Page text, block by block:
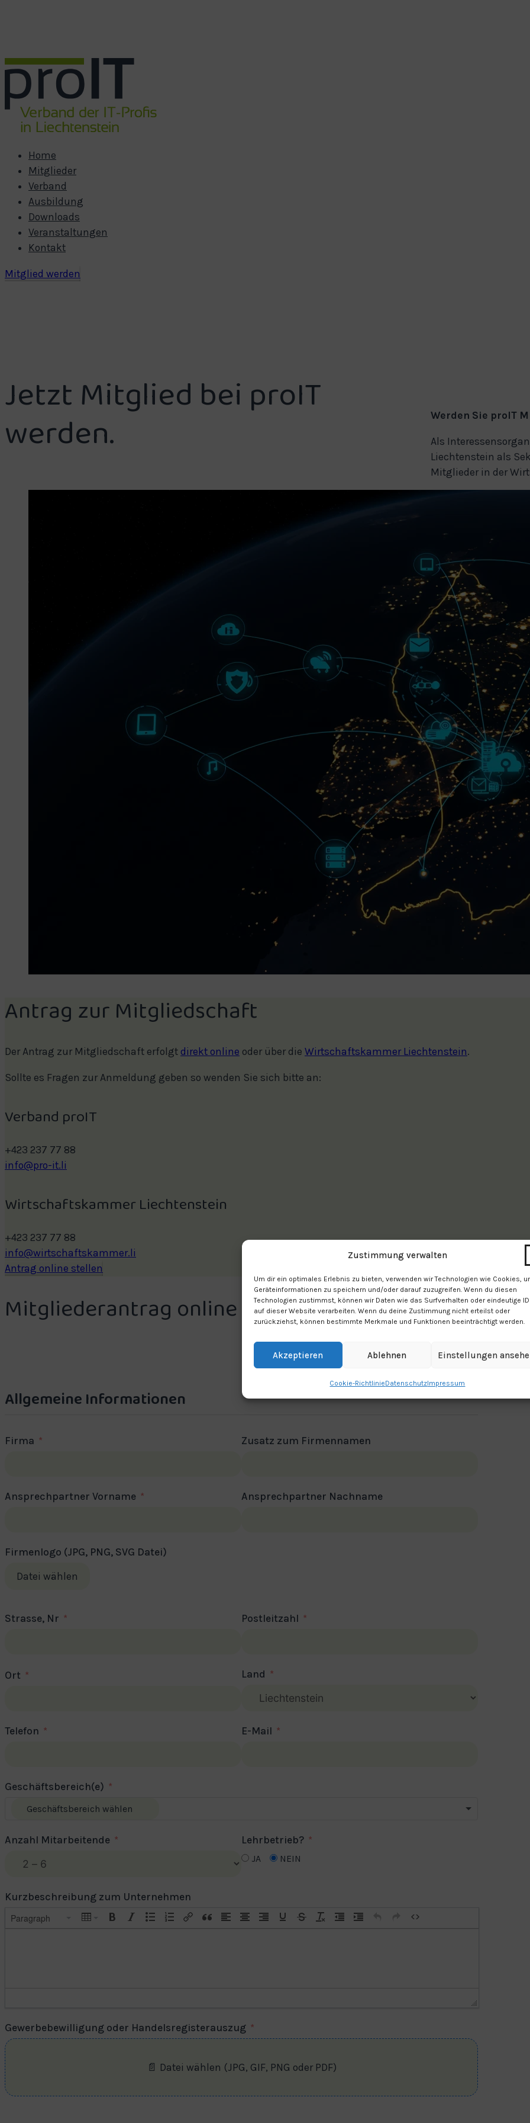
Zustimmung verwalten
Um dir ein optimales Erlebnis zu bieten, verwenden wir Technologien wie Cookies,
Geräteinformationen zu speichern und/oder darauf zuzugreifen. Wenn du diesen
Technologien zustimmst, können wir Daten wie das Surfverhalten oder eindeutige
auf dieser Website verarbeiten. Wenn du deine Zustimmung nicht erteilst oder
zurückziehst, können bestimmte Merkmale und Funktionen beeinträchtigt werden.
Akzeptieren Ablehnen Einstellungen
Cookie-RichtlinieDatenschutzImpressum
Home
Mitglieder
Verband
Ausbildung
Downloads
Veranstaltungen
Kontakt
Mitglied werden
Jetzt Mitglied bei proIT
werden. Werden Sie proIT
Als
Liechtenstein als
Mitglieder in der
Antrag zur Mitgliedschaft
Der Antrag zur Mitgliedschaft erfolgt direkt online oder über die Wirtschaftskammer Liechtenstein.
Sollte es Fragen zur Anmeldung geben so wenden Sie sich bitte an:
Verband proIT
+423 237 77 88
info@pro-it.li
Wirtschaftskammer Liechtenstein
+423 237 77 88
info@wirtschaftskammer.li
Antrag online stellen
Mitgliederantrag online stellen
Allgemeine Informationen
Firma Zusatz zum Firmennamen
Ansprechpartner Vorname Ansprechpartner Nachname
Firmenlogo (JPG, PNG, SVG Datei)
Datei wählen
Strasse, Nr Postleitzahl
Ort Land
Telefon E-Mail
Geschäftsbereich(e)
Anzahl Mitarbeitende Lehrbetrieb?
JA NEIN
Kurzbeschreibung zum Unternehmen
Paragraph
Gewerbebewilligung oder Handelsregisterauszug
📄 Datei wählen (JPG, GIF, PNG oder PDF)